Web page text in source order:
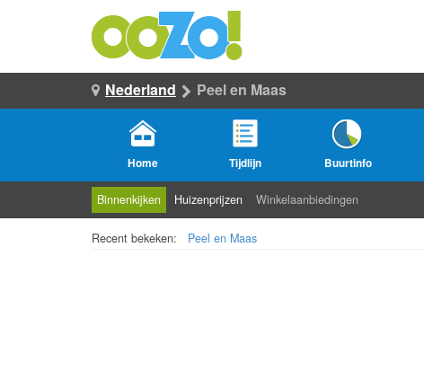
Nederland Peel en Maas
Home Tijdlijn Buurtinfo
Binnenkijken Huizenprijzen Winkelaanbiedingen
Recent bekeken: Peel en Maas